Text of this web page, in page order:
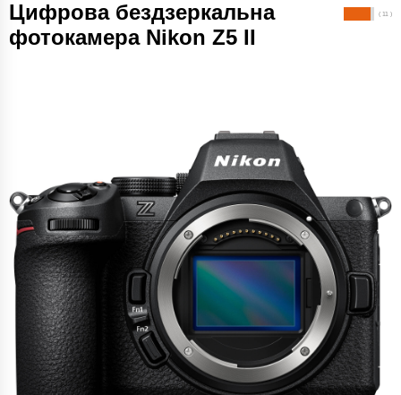
Цифрова бездзеркальна
фотокамера Nikon Z5 II
( 11 )